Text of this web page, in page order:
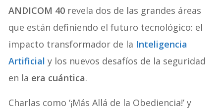
ANDICOM 40 revela dos de las grandes áreas
que están definiendo el futuro tecnológico: el
impacto transformador de la Inteligencia
Artificial y los nuevos desafíos de la seguridad
en la era cuántica.
Charlas como ‘¡Más Allá de la Obediencia!’ y